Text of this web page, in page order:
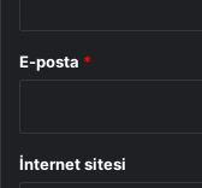
E-posta *
İnternet sitesi